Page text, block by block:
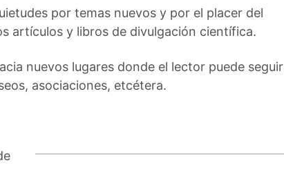
por temas nuevos y por el placer del
artículos y libros de divulgación científica.
nuevos lugares donde el lector puede seguir
asociaciones, etcétera.